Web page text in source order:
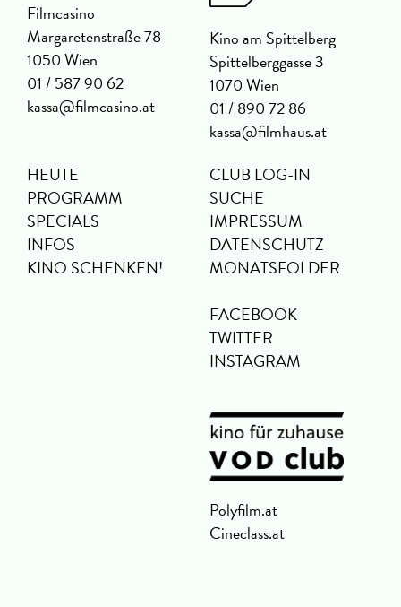
Filmcasino
Margaretenstraße 78
1050 Wien
01 / 587 90 62
kassa@filmcasino.at
Kino am Spittelberg
Spittelberggasse 3
1070 Wien
01 / 890 72 86
kassa@filmhaus.at
HEUTE
PROGRAMM
SPECIALS
INFOS
KINO SCHENKEN!
CLUB LOG-IN
SUCHE
IMPRESSUM
DATENSCHUTZ
MONATSFOLDER
FACEBOOK
TWITTER
INSTAGRAM
Polyfilm.at
Cineclass.at